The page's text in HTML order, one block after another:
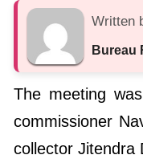
Written
Bureau
The meeting
commissioner
collector Jitendra